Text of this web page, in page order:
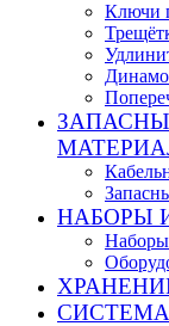
Ключи
НАБОРЫ
СИСТЕМА